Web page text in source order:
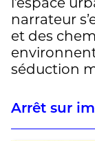
l’espace
narrateur
et des
séduction
Arrêt sur